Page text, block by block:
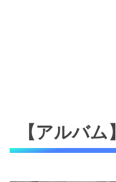
【アルバム】